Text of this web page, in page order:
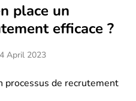
place un
efficace ?
April 2023
processus de recrutement